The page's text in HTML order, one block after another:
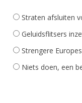
Straten afsluiten
Geluidsflitsers
Strengere
Niets doen, een